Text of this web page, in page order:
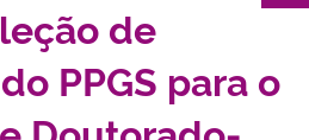
de
PPGS para o